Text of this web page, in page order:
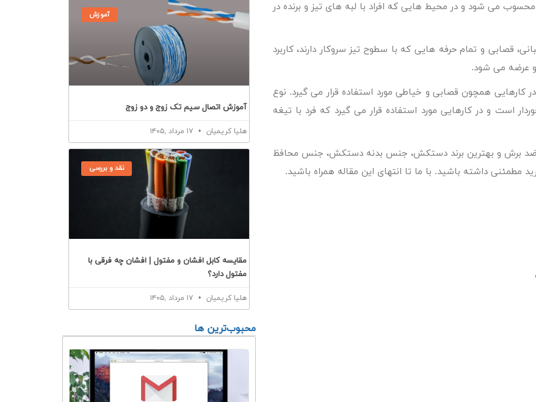
آموزش
آموزش اتصال سیم تک زوج و دو زوج
هلیا کریمیان ۱۷ مرداد ,۱۴۰۵
نقد و بررسی
مقایسه کابل افشان و مفتول | افشان چه فرقی با
مفتول دارد؟
هلیا کریمیان ۱۷ مرداد ,۱۴۰۵
محبوب‌ترین ها
محسوب می شود و در محیط هایی که افراد با لبه های تیز و برنده در
قصابی و تمام حرفه هایی که با سطوح تیز سروکار دارند، کاربرد
و عرضه می شود.
کارهایی همچون قصابی و خیاطی مورد استفاده قرار می گیرد. نوع
است و در کارهایی مورد استفاده قرار می گیرد که فرد با تیغه
برش و بهترین برند دستکش، جنس بدنه دستکش، جنس محافظ
داشته باشید. با ما تا انتهای این مقاله همراه باشید.